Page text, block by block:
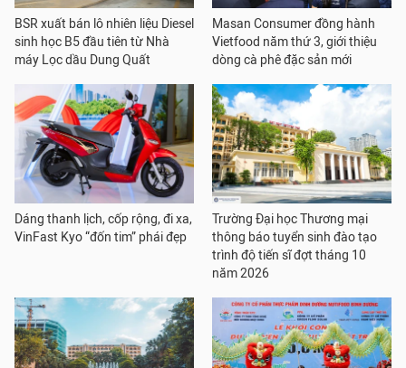
BSR xuất bán lô nhiên liệu Diesel
sinh học B5 đầu tiên từ Nhà
máy Lọc dầu Dung Quất
Masan Consumer đồng hành
Vietfood năm thứ 3, giới thiệu
dòng cà phê đặc sản mới
Dáng thanh lịch, cốp rộng, đi xa,
VinFast Kyo “đốn tim” phái đẹp
Trường Đại học Thương mại
thông báo tuyển sinh đào tạo
trình độ tiến sĩ đợt tháng 10
năm 2026